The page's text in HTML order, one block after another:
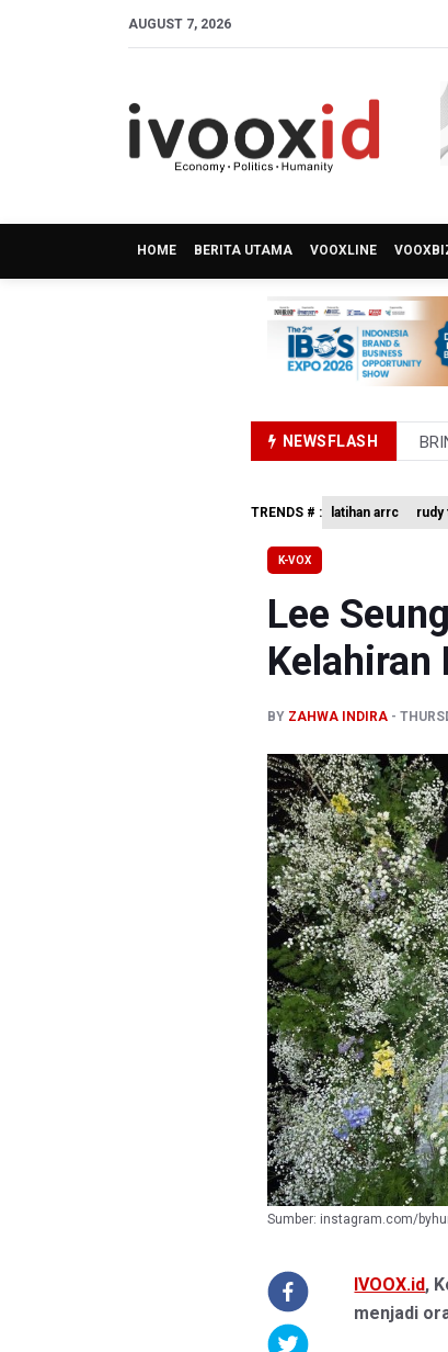
AUGUST 7, 2026
HOME BERITA UTAMA VOOXLINE
NEWSFLASH
TRENDS # : latihan arrc rudy
K-VOX
Lee
Kelahiran
BY ZAHWA INDIRA
Sumber: instagram.com/
IVOOX.id,
menjadi